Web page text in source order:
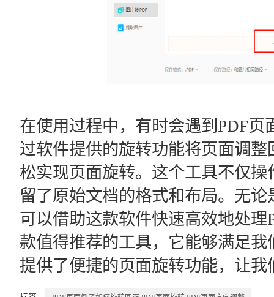
在使用过程中，有时会遇到PDF
过软件提供的旋转功能将页面调
松实现页面旋转。这个工具不仅
留了原始文档的格式和布局。无
可以借助这款软件快速高效地处
款值得推荐的工具，它能够满足
提供了便捷的页面旋转功能，让